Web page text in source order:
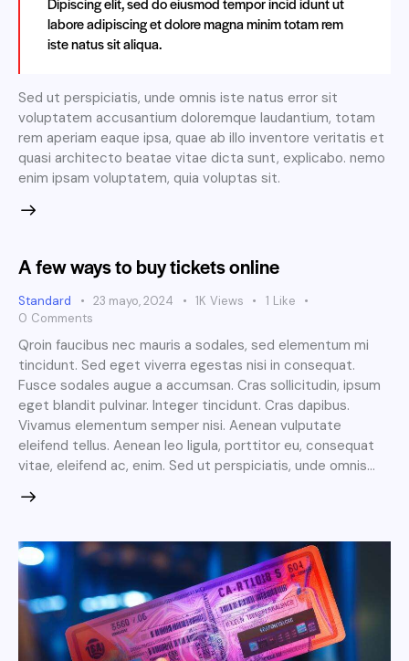
labore adipiscing et dolore magna minim totam rem
iste natus sit aliqua.
Sed ut perspiciatis, unde omnis iste natus error sit
voluptatem accusantium doloremque laudantium, totam
rem aperiam eaque ipsa, quae ab illo inventore veritatis et
quasi architecto beatae vitae dicta sunt, explicabo. nemo
enim ipsam voluptatem, quia voluptas sit.
A few ways to buy tickets online
Standard 23 mayo, 2024 1K Views 1 Like
0 Comments
Qroin faucibus nec mauris a sodales, sed elementum mi
tincidunt. Sed eget viverra egestas nisi in consequat.
Fusce sodales augue a accumsan. Cras sollicitudin, ipsum
eget blandit pulvinar. Integer tincidunt. Cras dapibus.
Vivamus elementum semper nisi. Aenean vulputate
eleifend tellus. Aenean leo ligula, porttitor eu, consequat
vitae, eleifend ac, enim. Sed ut perspiciatis, unde omnis…